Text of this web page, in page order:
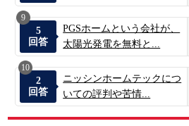
9
5
回答
PGSホームという会社が、
太陽光発電を無料と...
10
2
回答
ニッシンホームテックにつ
いての評判や苦情...